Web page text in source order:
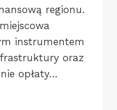
regionu.
instrumentem
oraz
opłaty…